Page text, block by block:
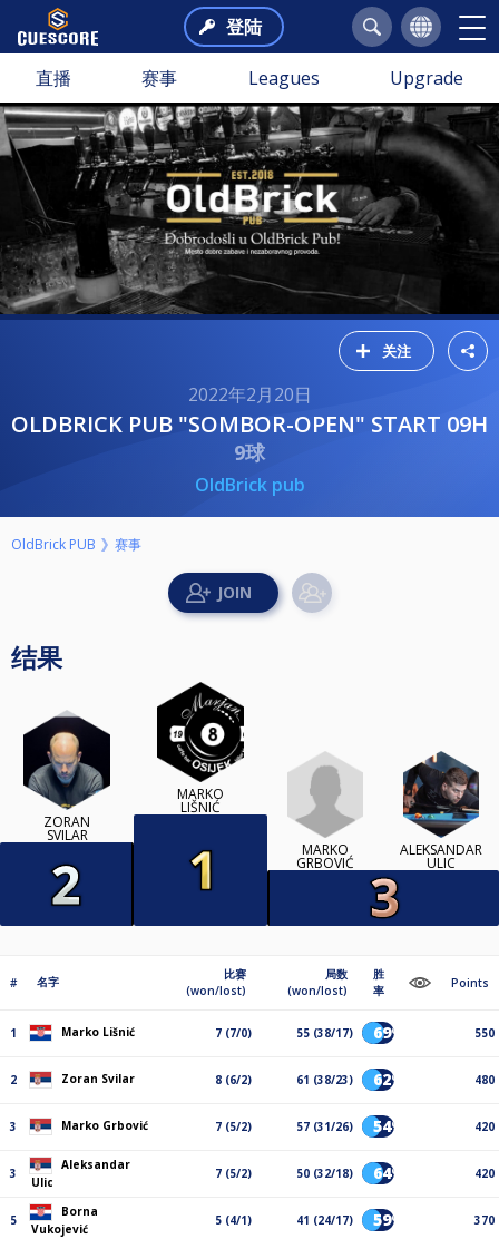
登陆
直播 赛事 Leagues Upgrade
关注
2022年2月20日
OLDBRICK PUB "SOMBOR-OPEN" START 09H
9球
OldBrick pub
OldBrick PUB 赛事
结果
ZORAN
SVILAR
MARKO
LIŠNIĆ
MARKO
GRBOVIĆ
ALEKSANDAR
ULIC
# 名字
比赛
(won/lost)
局数
(won/lost)
胜
率
Points
1 Marko Lišnić 7 (7/0) 55 (38/17) 69% 550
2 Zoran Svilar 8 (6/2) 61 (38/23) 62% 480
3 Marko Grbović 7 (5/2) 57 (31/26) 54% 420
3
Aleksandar
Ulic
7 (5/2) 50 (32/18) 64% 420
5
Borna
Vukojević
5 (4/1) 41 (24/17) 59% 370